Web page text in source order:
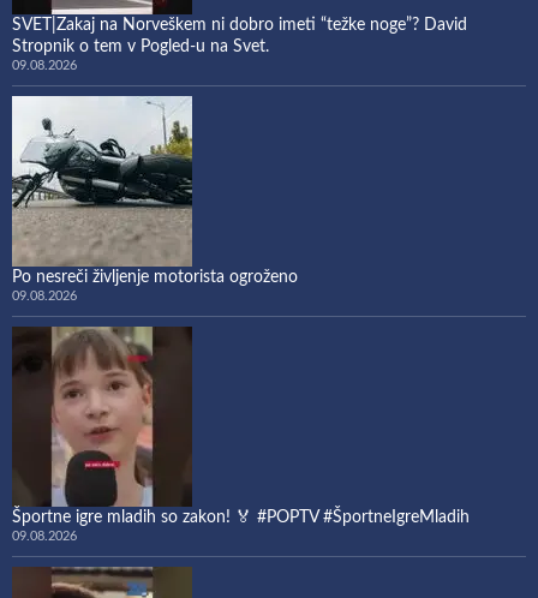
SVET|Zakaj na Norveškem ni dobro imeti “težke noge”? David
Stropnik o tem v Pogled-u na Svet.
09.08.2026
Po nesreči življenje motorista ogroženo
09.08.2026
Športne igre mladih so zakon! 🏅 #POPTV #ŠportneIgreMladih
09.08.2026